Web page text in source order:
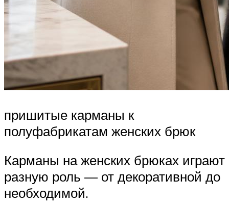
пришитые карманы к
полуфабрикатам женских брюк
Карманы на женских брюках играют
разную роль — от декоративной до
необходимой.